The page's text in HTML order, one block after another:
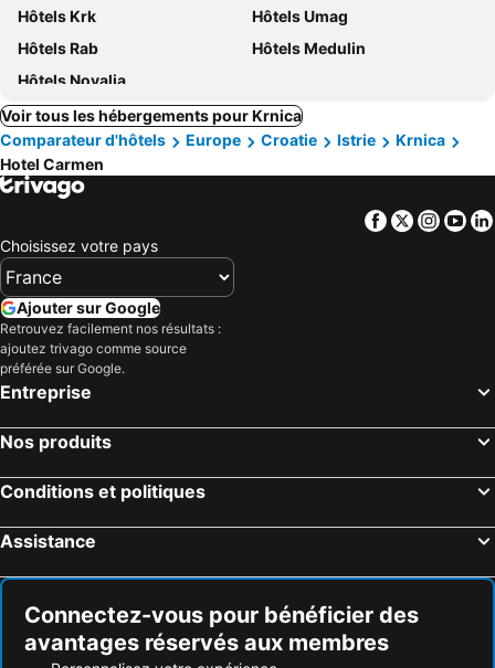
Hôtels Krk
Hôtels Umag
Hôtels Rab
Hôtels Medulin
Hôtels Novalja
Voir tous les hébergements pour Krnica
Comparateur d'hôtels
Europe Croatie Istrie
Krnica
Hotel Carmen
Facebook
Twitter
Choisissez votre pays
Ajouter sur Google
Retrouvez facilement nos résultats :
ajoutez trivago comme source
préférée sur Google.
Entreprise
Nos produits
Conditions et politiques
Assistance
Connectez-vous pour bénéficier des
avantages réservés aux membres